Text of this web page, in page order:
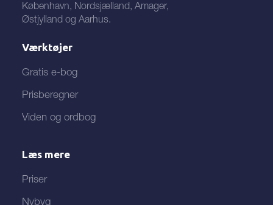
København, Nordsjælland, Amager,
Østjylland og Aarhus.
Værktøjer
Gratis e-bog
Prisberegner
Viden og ordbog
Læs mere
Priser
Nybyg